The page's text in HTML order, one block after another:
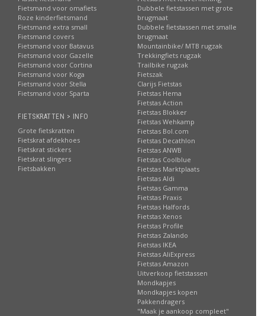
Fietsmand voor omafiets
Roze kinderfietsmand
Fietsmand extra small
Fietsmand covers
Fietsmand voor Batavus
Fietsmand voor Gazelle
Fietsmand voor Cortina
Fietsmand voor Koga
Fietsmand voor Stella
Fietsmand voor Sparta
FIETSKRATTEN > INFO
Grote fietskratten
Fietskrat afdekhoes
Fietskrat stickers
Fietskrat slingers
Fietsbakken
Dubbele fietstassen met grote
brugmaat
Dubbele fietstassen met smalle
brugmaat
Mountainbike/ MTB rugzak
Trekkingfiets rugzak
Trailbike rugzak
Fietszak
Clarijs Fietstas
Fietstas Hema
Fietstas Action
Fietstas Blokker
Fietstas Wehkamp
Fietstas Bol.com
Fietstas Decathlon
Fietstas ANWB
Fietstas Coolblue
Fietstas Marktplaats
Fietstas Aldi
Fietstas Gamma
Fietstas Praxis
Fietstas Halfords
Fietstas Xenos
Fietstas Profile
Fietstas Zalando
Fietstas IKEA
Fietstas AliExpress
Fietstas Amazon
Uitverkoop fietstassen
Mondkapjes
Mondkapjes kopen
Pakkendragers
"Maak je aankoop compleet"